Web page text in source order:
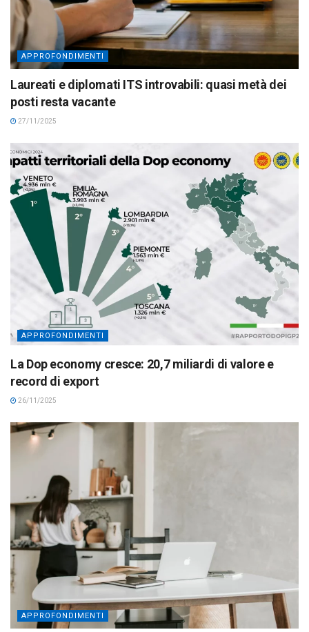
APPROFONDIMENTI
Laureati e diplomati ITS introvabili: quasi metà dei
posti resta vacante
27/11/2025
APPROFONDIMENTI
La Dop economy cresce: 20,7 miliardi di valore e
record di export
26/11/2025
APPROFONDIMENTI